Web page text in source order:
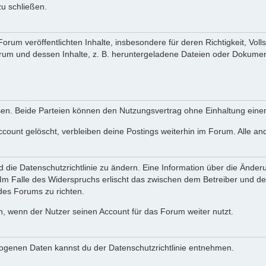
schließen.
veröffentlichten Inhalte, insbesondere für deren Richtigkeit,
und dessen Inhalte, z. B. heruntergeladene Dateien oder
Beide Parteien können den Nutzungsvertrag ohne Einhaltung
gelöscht, verbleiben deine Postings weiterhin im Forum. Alle
Datenschutzrichtlinie zu ändern. Eine Information über die
Falle des Widerspruchs erlischt das zwischen dem Betreiber und
Forums zu richten.
der Nutzer seinen Account für das Forum weiter nutzt.
Daten kannst du der Datenschutzrichtlinie entnehmen.